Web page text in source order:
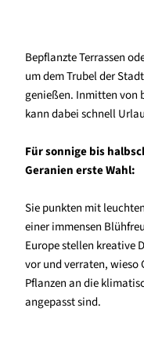
Bepflanzte Terrassen
um dem Trubel der
genießen. Inmitten von
kann dabei schnell
Für sonnige bis
Geranien erste Wahl:
Sie punkten mit
einer immensen
Europe stellen kreative
vor und verraten, wieso
Pflanzen an die
angepasst sind.